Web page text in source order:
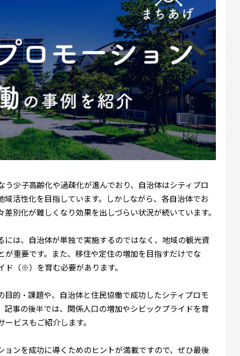
少子高齢化や過疎化が進んでおり、自治体はシティプロ
域活性化を目指しています。しかしながら、各自治体でお
別化が難しくなり効果を出しづらい状況が続いています。
には、自治体が単独で実施するのではなく、地域の観光資
重要です。また、移住や定住の増加を目指すだけでな
ド（※）を育む必要があります。
的・課題や、自治体と住民協働で成功したシティプロモ
事の後半では、関係人口の増加やシビックプライドを育
ビスもご紹介します。
ョンを成功に導くためのヒントが満載ですので、ぜひ最後